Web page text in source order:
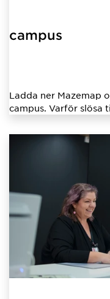
campus
Ladda ner Mazemap
campus. Varför slösa